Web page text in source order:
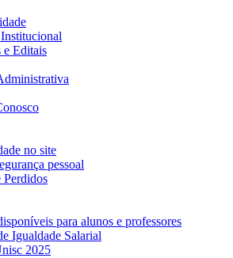
e Editais
no site
pessoal
Perdidos
para alunos e professores
Igualdade Salarial
2025